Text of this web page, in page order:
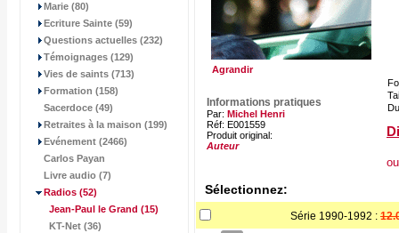
Marie (80)
Ecriture Sainte (59)
Questions actuelles (232)
Témoignages (129)
Vies de saints (713)
Formation (158)
Sacerdoce (49)
Retraites à la maison (199)
Evénement (2466)
Carlos Payan
Livre audio (7)
Radios (52)
Jean-Paul le Grand (15)
KT-Net (36)
Agrandir
Informations pratiques
Par: Michel Henri
Réf: E001559
Produit original:
Auteur
Sélectionnez:
Série 1990-1992 :